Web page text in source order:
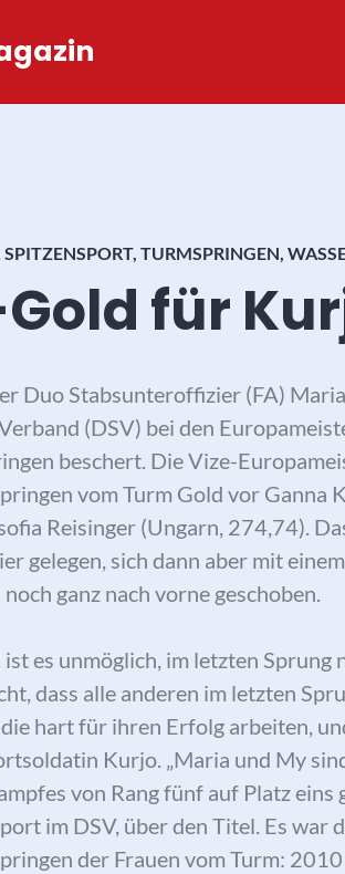
SPITZENSPORT, TURMSPRINGEN
für
Duo Stabsunteroffizier (FA)
(DSV) bei den
beschert. Die Vize-
vom Turm Gold vor
Reisinger (Ungarn, 274,74).
gelegen, sich dann aber mit
ganz nach vorne geschoben.
ist es unmöglich, im letzten
dass alle anderen im letzten
hart für ihren Erfolg arbeiten,
Kurjo. „Maria und My
von Rang fünf auf Platz
im DSV, über den Titel. Es war
der Frauen vom Turm: